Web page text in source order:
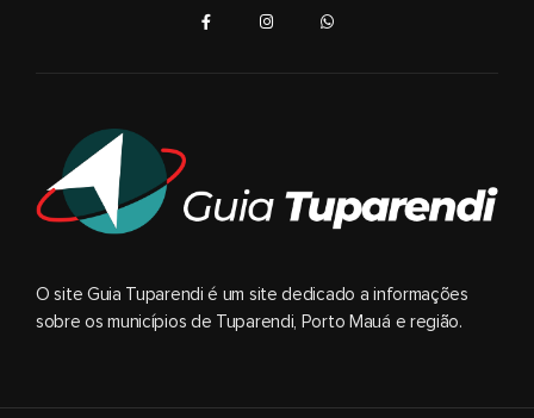
O site Guia Tuparendi é um site dedicado a informações
sobre os municípios de Tuparendi, Porto Mauá e região.